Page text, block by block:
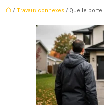
/ Travaux connexes / Quelle porte